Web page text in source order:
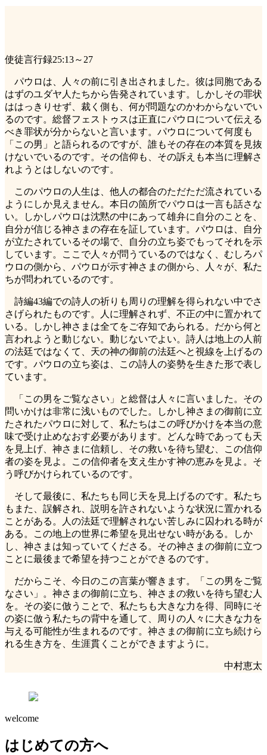
使徒言行録25:13～27
パウロは、人々の前に引き出されました。彼は同胞である
はずのユダヤ人たちから告発されています。しかしその罪状
ははっきりせず、裁く側も、何が問題なのかわからないでい
るのです。総督フェストゥスは正直にパウロについて伝える
べき罪状が分からないと言います。パウロについて何度も
「この男」と語られるのですが、誰もその存在の本質を見抜
けないでいるのです。その信仰も、その訴えも本当に理解さ
れようとはしないのです。
このパウロの人生は、他人の都合のただただ流されている
ようにしか見えません。本日の箇所でパウロは一言も話さな
い。しかしパウロは沈黙の中にあって雄弁に自分のことを、
自分が信じる神さまの存在を証しています。パウロは、自分
が立たされているその場で、自分の立ち姿でもってそれを示
しています。ここで人々が問うているのではなく、むしろパ
ウロの側から、パウロが示す神さまの側から、人々が、私た
ちが問われているのです。
詩編43編での詩人の祈りも周りの理解を得られない中でさ
さげられたものです。人に理解されず、不正の中に置かれて
いる。しかし神さまは全てをご存知であられる。だから何と
言われようと動じない。動じないでよい。詩人は地上の人前
の法廷ではなくて、天の神の御前の法廷へと視線を上げるの
です。パウロの立ち姿は、この詩人の姿勢を生きた形で表し
ています。
「この男をご覧なさい」と総督は人々に言いました。その
問いかけは非常に浅いものでした。しかし神さまの御前に立
たされたパウロに対して、私たちはこの呼びかけを本当の意
味で受け止めなおす必要があります。どんな時であっても天
を見上げ、神さまに信頼し、その救いを待ち望む、この信仰
者の姿を見よ。この信仰者を支え生かす神の恵みを見よ。そ
う呼びかけられているのです。
そして最後に、私たちも同じ天を見上げるのです。私たち
もまた、誤解され、説明を許されないような状況に置かれる
ことがある。人の法廷で理解されない苦しみに囚われる時が
ある。この地上の世界に希望を見出せない時がある。しか
し、神さまは知っていてくださる。その神さまの御前に立つ
ことに最後まで希望を持つことができるのです。
だからこそ、今日のこの言葉が響きます。「この男をご覧
なさい」。神さまの御前に立ち、神さまの救いを待ち望む人
を。その姿に倣うことで、私たちも大きな力を得、同時にそ
の姿に倣う私たちの背中を通して、周りの人々に大きな力を
与える可能性が生まれるのです。神さまの御前に立ち続けら
れる生き方を、生涯貫くことができますように。
中村恵太
welcome
はじめての方へ